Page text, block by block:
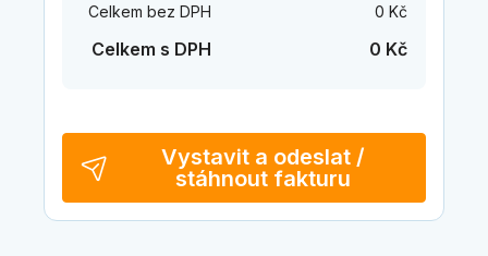
Celkem bez DPH 0 Kč
Celkem s DPH 0 Kč
Vystavit a odeslat /
stáhnout fakturu